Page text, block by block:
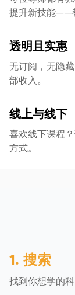
提升新技能——
透明且实惠
无订阅，无隐
部收入。
线上与线下
喜欢线下课程
方式。
1. 搜索
找到你想学的